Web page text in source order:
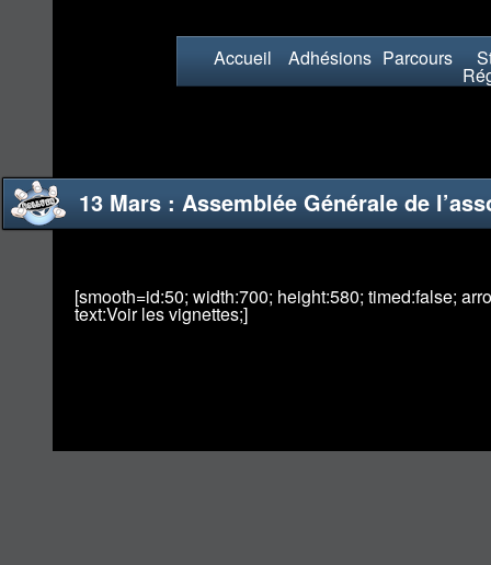
Accueil Adhésions Parcours
13 Mars : Assemblée Générale de
[smooth=id:50; width:700; height:580; timed:false;
text:Voir les vignettes;]